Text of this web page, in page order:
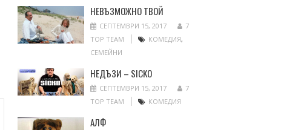
НЕВЪЗМОЖНО ТВОЙ
СЕПТЕМВРИ 15, 2017
7
TOP TEAM
КОМЕДИЯ,
СЕМЕЙНИ
НЕДЪЗИ – SICKO
СЕПТЕМВРИ 15, 2017
7
TOP TEAM
КОМЕДИЯ
АЛФ